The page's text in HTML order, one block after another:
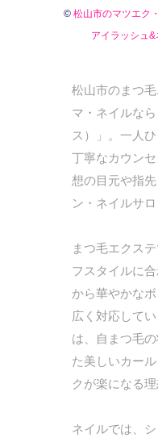
© 松山市のマツエク
アイラッシュ
松山市のまつ
マ・ネイルな
ス）」。一人
丁寧なカウン
想の目元や指
ン・ネイルサロ
まつ毛エクス
フスタイルに
から華やかな
広く対応して
は、自まつ毛
た美しいカー
クが楽になる
ネイルでは、